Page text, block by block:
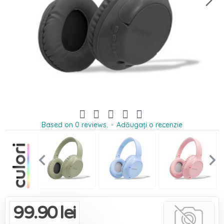
Based on 0 reviews. - Adăugați o recenzie
99.90 lei